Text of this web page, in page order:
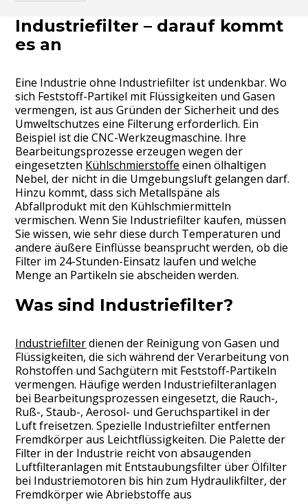
Industriefilter – darauf kommt
es an
Eine Industrie ohne Industriefilter ist undenkbar. Wo
sich Feststoff-Partikel mit Flüssigkeiten und Gasen
vermengen, ist aus Gründen der Sicherheit und des
Umweltschutzes eine Filterung erforderlich. Ein
Beispiel ist die CNC-Werkzeugmaschine. Ihre
Bearbeitungsprozesse erzeugen wegen der
eingesetzten Kühlschmierstoffe einen ölhaltigen
Nebel, der nicht in die Umgebungsluft gelangen darf.
Hinzu kommt, dass sich Metallspäne als
Abfallprodukt mit den Kühlschmiermitteln
vermischen. Wenn Sie Industriefilter kaufen, müssen
Sie wissen, wie sehr diese durch Temperaturen und
andere äußere Einflüsse beansprucht werden, ob die
Filter im 24-Stunden-Einsatz laufen und welche
Menge an Partikeln sie abscheiden werden.
Was sind Industriefilter?
Industriefilterdienen der Reinigung von Gasen und
Flüssigkeiten, die sich während der Verarbeitung von
Rohstoffen und Sachgütern mit Feststoff-Partikeln
vermengen. Häufige werden Industriefilteranlagen
bei Bearbeitungsprozessen eingesetzt, die Rauch-,
Ruß-, Staub-, Aerosol- und Geruchspartikel in der
Luft freisetzen. Spezielle Industriefilter entfernen
Fremdkörper aus Leichtflüssigkeiten. Die Palette der
Filter in der Industrie reicht von absaugenden
Luftfilteranlagen mit Entstaubungsfilter über Ölfilter
bei Industriemotoren bis hin zum Hydraulikfilter, der
Fremdkörper wie Abriebstoffe aus